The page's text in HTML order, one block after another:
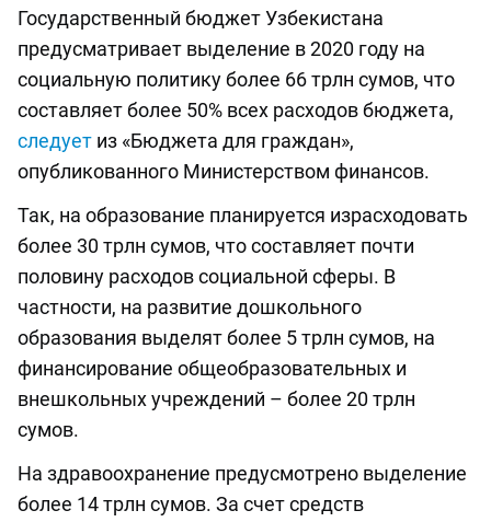
Государственный бюджет Узбекистана
предусматривает выделение в 2020 году на
социальную политику более 66 трлн сумов, что
составляет более 50% всех расходов бюджета,
следует из «Бюджета для граждан»,
опубликованного Министерством финансов.
Так, на образование планируется израсходовать
более 30 трлн сумов, что составляет почти
половину расходов социальной сферы. В
частности, на развитие дошкольного
образования выделят более 5 трлн сумов, на
финансирование общеобразовательных и
внешкольных учреждений – более 20 трлн
сумов.
На здравоохранение предусмотрено выделение
более 14 трлн сумов. За счет средств